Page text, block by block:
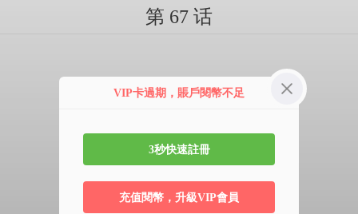
第 67 话
VIP卡過期，賬戶閱幣不足
3秒快速註冊
充值閱幣，升級VIP會員